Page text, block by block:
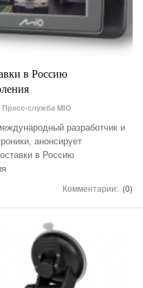
в Россию
Пресс-служба MIO
разработчик и
анонсирует
в Россию
Комментарии: (0)